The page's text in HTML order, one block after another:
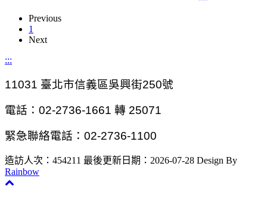
Previous
1
Next
:::
11031 臺北市信義區吳興街250號
電話：02-2736-1661 轉 25071
緊急聯絡電話：02-2736-1100
造訪人次：454211 最後更新日期：2026-07-28 Design By
Rainbow